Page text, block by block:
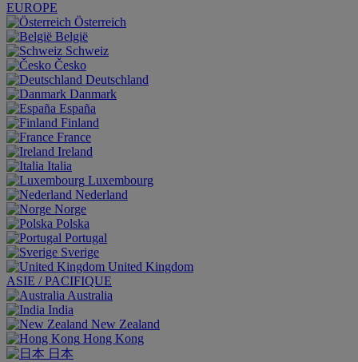
EUROPE
Österreich
België
Schweiz
Česko
Deutschland
Danmark
España
Finland
France
Ireland
Italia
Luxembourg
Nederland
Norge
Polska
Portugal
Sverige
United Kingdom
ASIE / PACIFIQUE
Australia
India
New Zealand
Hong Kong
日本